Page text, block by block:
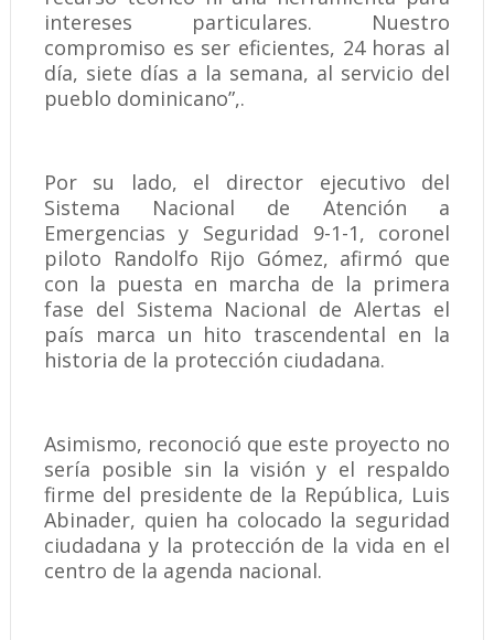
intereses particulares. Nuestro
compromiso es ser eficientes, 24 horas al
día, siete días a la semana, al servicio del
pueblo dominicano”,.
Por su lado, el director ejecutivo del
Sistema Nacional de Atención a
Emergencias y Seguridad 9-1-1, coronel
piloto Randolfo Rijo Gómez, afirmó que
con la puesta en marcha de la primera
fase del Sistema Nacional de Alertas el
país marca un hito trascendental en la
historia de la protección ciudadana.
Asimismo, reconoció que este proyecto no
sería posible sin la visión y el respaldo
firme del presidente de la República, Luis
Abinader, quien ha colocado la seguridad
ciudadana y la protección de la vida en el
centro de la agenda nacional.